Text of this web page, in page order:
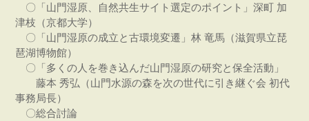
〇「山門湿原、自然共生サイト選定のポイント」深町 加
津枝（京都大学）
〇「山門湿原の成立と古環境変遷」林 竜馬（滋賀県立琵
琶湖博物館）
〇「多くの人を巻き込んだ山門湿原の研究と保全活動」
藤本 秀弘（山門水源の森を次の世代に引き継ぐ会 初代
事務局長）
〇総合討論